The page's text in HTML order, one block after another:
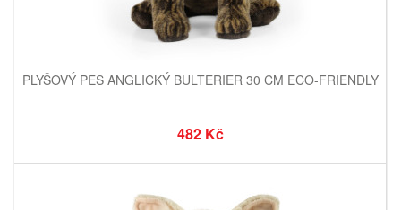
PLYŠOVÝ PES ANGLICKÝ BULTERIER 30 CM ECO-FRIENDLY
482 Kč